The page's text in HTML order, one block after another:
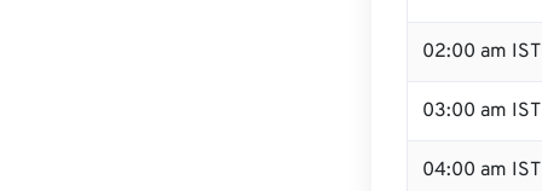
02:00 am IST
03:00 am IST
04:00 am IST